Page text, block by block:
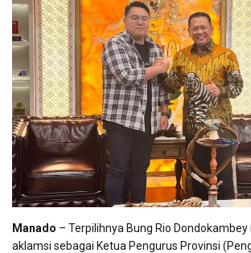
Manado – Terpilihnya Bung Rio
aklamsi sebagai Ketua Pengurus Provinsi